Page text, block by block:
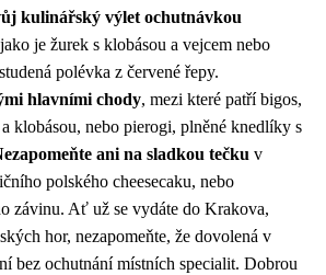
kulinářský výlet ochutnávkou
je žurek s klobásou a vejcem nebo
polévka z červené řepy.
hlavními chody, mezi které patří bigos,
a klobásou, nebo pierogi, plněné knedlíky s
ani na sladkou tečku v
polského cheesecaku, nebo
závinu. Ať už se vydáte do Krakova,
hor, nezapomeňte, že dovolená v
bez ochutnání místních specialit. Dobrou